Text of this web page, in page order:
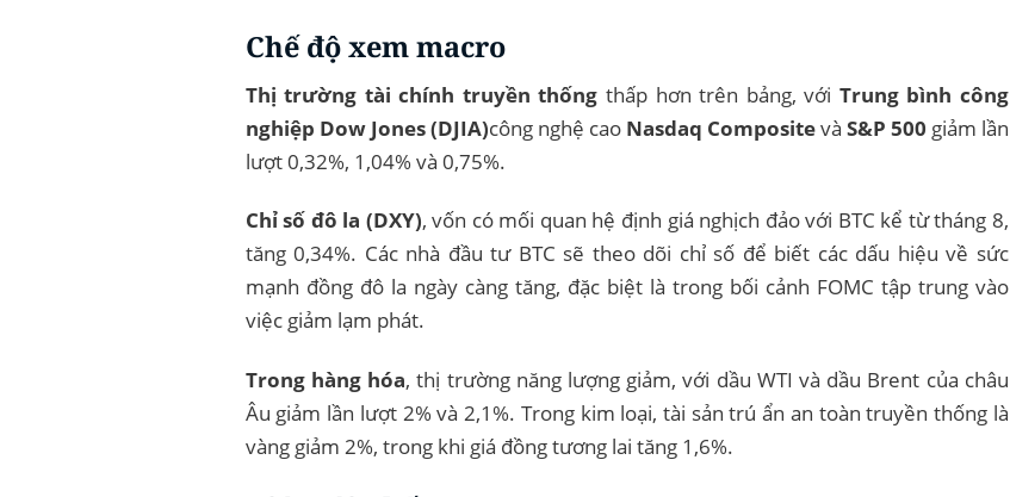
Chế độ xem macro
Thị trường tài chính truyền thống thấp hơn trên bảng, với Trung bình công
nghiệp Dow Jones (DJIA)công nghệ cao Nasdaq Compositevà S&P 500 giảm lần
lượt 0,32%, 1,04% và 0,75%.
Chỉ số đô la (DXY), vốn có mối quan hệ định giá nghịch đảo với BTC kể từ tháng 8,
tăng 0,34%. Các nhà đầu tư BTC sẽ theo dõi chỉ số để biết các dấu hiệu về sức
mạnh đồng đô la ngày càng tăng, đặc biệt là trong bối cảnh FOMC tập trung vào
việc giảm lạm phát.
Trong hàng hóa, thị trường năng lượng giảm, với dầu WTI và dầu Brent của châu
Âu giảm lần lượt 2% và 2,1%. Trong kim loại, tài sản trú ẩn an toàn truyền thống là
vàng giảm 2%, trong khi giá đồng tương lai tăng 1,6%.